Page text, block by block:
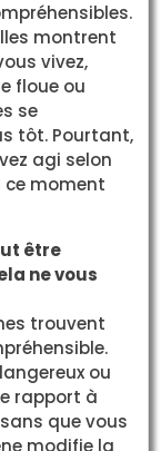
montrent
vivez,
floue ou
se
tôt. Pourtant,
agi selon
ce moment
être
ne vous
trouvent
ou
rapport à
que vous
modifie la